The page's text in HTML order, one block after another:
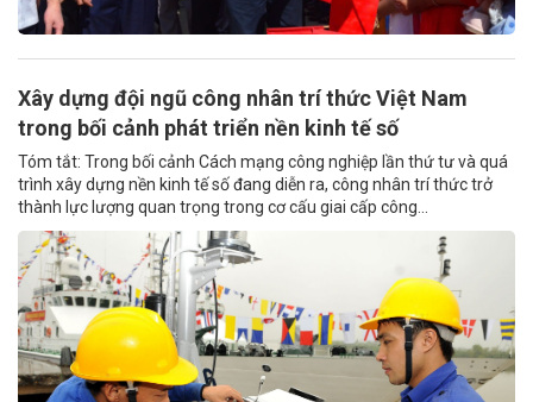
Xây dựng đội ngũ công nhân trí thức Việt Nam
trong bối cảnh phát triển nền kinh tế số
Tóm tắt: Trong bối cảnh Cách mạng công nghiệp lần thứ tư và quá
trình xây dựng nền kinh tế số đang diễn ra, công nhân trí thức trở
thành lực lượng quan trọng trong cơ cấu giai cấp công...